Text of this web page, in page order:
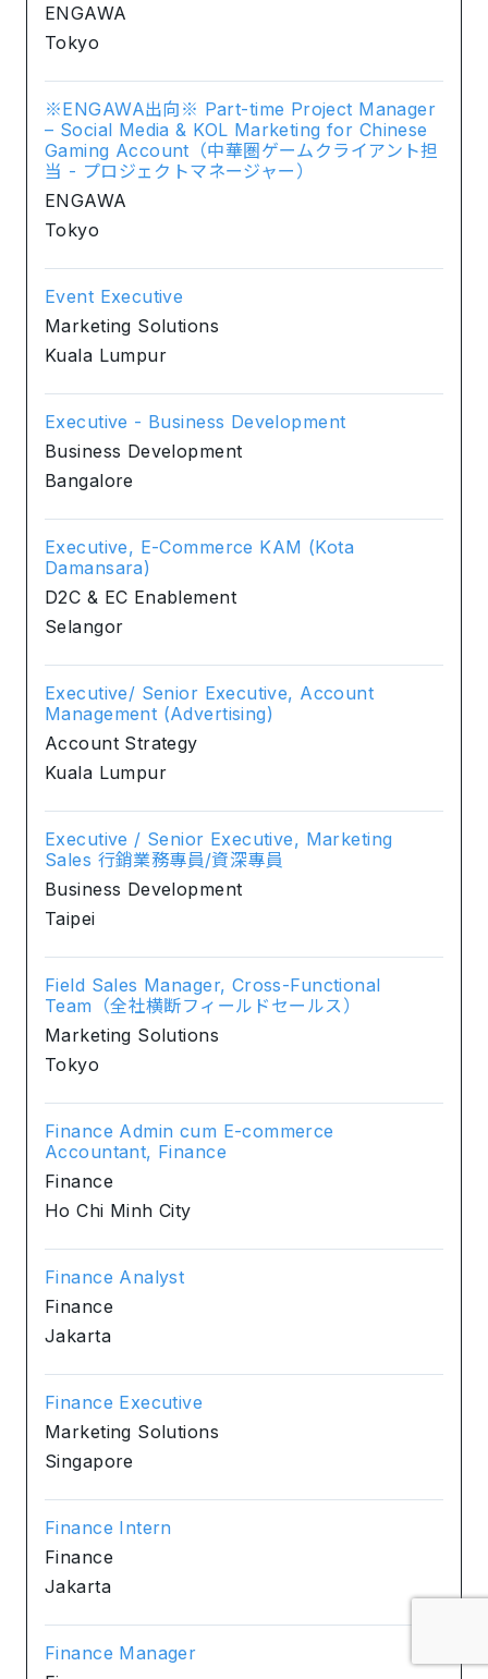
ENGAWA
Tokyo
※ENGAWA出向※ Part-time Project Manager
– Social Media & KOL Marketing for Chinese
Gaming Account（中華圏ゲームクライアント担
当 - プロジェクトマネージャー）
ENGAWA
Tokyo
Event Executive
Marketing Solutions
Kuala Lumpur
Executive - Business Development
Business Development
Bangalore
Executive, E-Commerce KAM (Kota
Damansara)
D2C & EC Enablement
Selangor
Executive/ Senior Executive, Account
Management (Advertising)
Account Strategy
Kuala Lumpur
Executive / Senior Executive, Marketing
Sales 行銷業務專員/資深專員
Business Development
Taipei
Field Sales Manager, Cross-Functional
Team（全社横断フィールドセールス）
Marketing Solutions
Tokyo
Finance Admin cum E-commerce
Accountant, Finance
Finance
Ho Chi Minh City
Finance Analyst
Finance
Jakarta
Finance Executive
Marketing Solutions
Singapore
Finance Intern
Finance
Jakarta
Finance Manager